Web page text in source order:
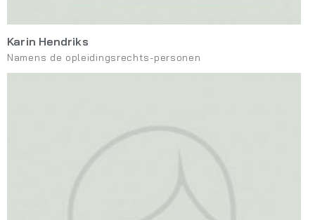
Karin Hendriks
Namens de opleidingsrechts-personen